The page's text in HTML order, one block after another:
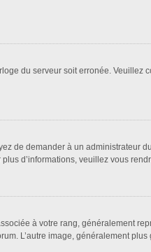
du serveur soit erronée.
de demander à un administrateur
d’informations, veuillez vous
à votre rang, généralement
L’autre image, généralement